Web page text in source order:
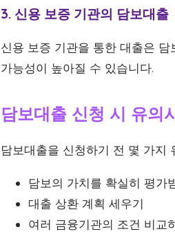
3. 신용 보증 기관의 담보대출
신용 보증 기관을 통한 대출은
가능성이 높아질 수 있습니다.
담보대출 신청 시 유의
담보대출을 신청하기 전 몇 가지
담보의 가치를 확실히 평가
대출 상환 계획 세우기
여러 금융기관의 조건 비교